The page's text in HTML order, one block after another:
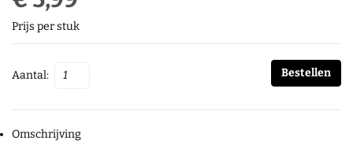
Prijs per stuk
Aantal: Bestellen
Omschrijving